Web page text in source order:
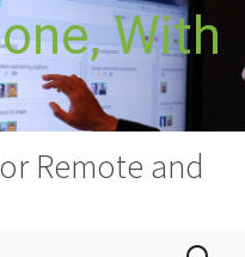
With
Remote and
Hanapin